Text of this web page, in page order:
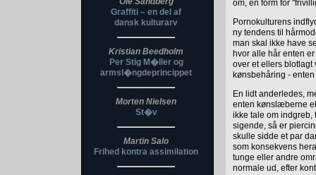
Graffiti – en del af
dansk kulturarv
Kristian Beedholm
Per Stig M�ller og
armsl�ngdeprincippet
Morten Nielsen
St�v
Martin Salo
Frihed kontra assimilation
om, en form for
Pornokulturens
ny tendens til
man skal ikke have
hvor alle hår enten
over et ellers
kønsbehåring -
En lidt anderledes,
enten kønslæberne
ikke tale om indgreb,
sigende, så er
skulle sidde et par
som konsekvens
tunge eller andre
normale ud, efter